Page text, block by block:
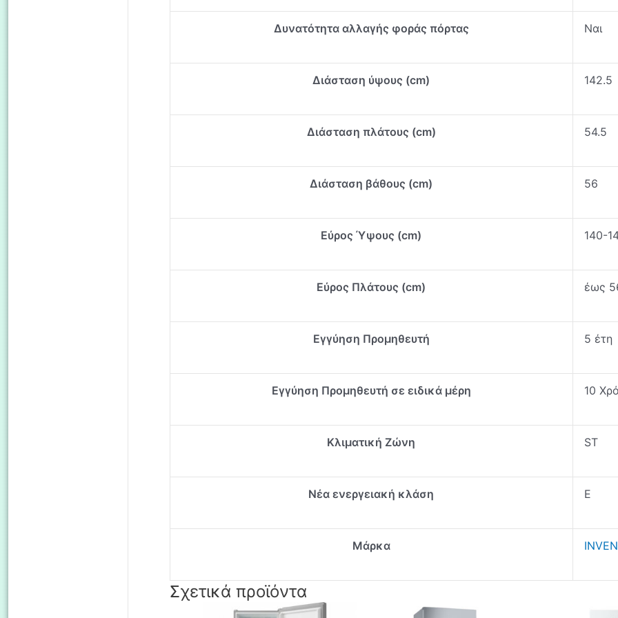
Δυνατότητα αλλαγής φοράς πόρτας Ναι
Διάσταση ύψους (cm) 142.5
Διάσταση πλάτους (cm) 54.5
Διάσταση βάθους (cm) 56
Εύρος Ύψους (cm) 140-
Εύρος Πλάτους (cm) έως
Εγγύηση Προμηθευτή 5 έτη
Εγγύηση Προμηθευτή σε ειδικά μέρη 10
Κλιματική Ζώνη ST
Νέα ενεργειακή κλάση E
Μάρκα
Σχετικά προϊόντα